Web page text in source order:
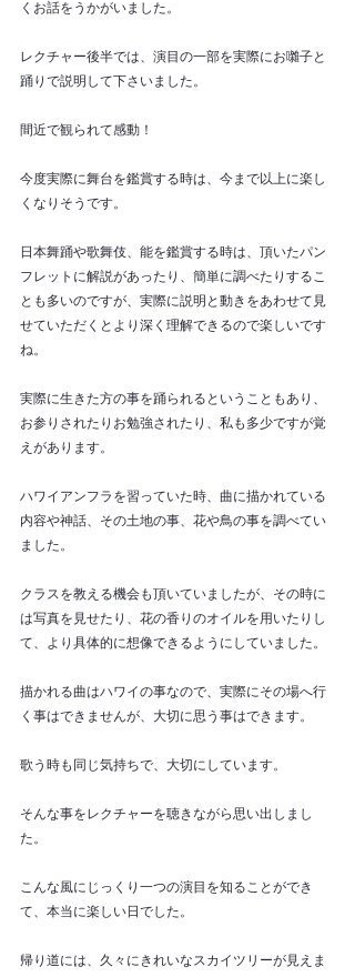
くお話をうかがいました。
レクチャー後半では、演目の一部を実際にお囃子と
踊りで説明して下さいました。
間近で観られて感動！
今度実際に舞台を鑑賞する時は、今まで以上に楽し
くなりそうです。
日本舞踊や歌舞伎、能を鑑賞する時は、頂いたパン
フレットに解説があったり、簡単に調べたりするこ
とも多いのですが、実際に説明と動きをあわせて見
せていただくとより深く理解できるので楽しいです
ね。
実際に生きた方の事を踊られるということもあり、
お参りされたりお勉強されたり、私も多少ですが覚
えがあります。
ハワイアンフラを習っていた時、曲に描かれている
内容や神話、その土地の事、花や鳥の事を調べてい
ました。
クラスを教える機会も頂いていましたが、その時に
は写真を見せたり、花の香りのオイルを用いたりし
て、より具体的に想像できるようにしていました。
描かれる曲はハワイの事なので、実際にその場へ行
く事はできませんが、大切に思う事はできます。
歌う時も同じ気持ちで、大切にしています。
そんな事をレクチャーを聴きながら思い出しまし
た。
こんな風にじっくり一つの演目を知ることができ
て、本当に楽しい日でした。
帰り道には、久々にきれいなスカイツリーが見えま